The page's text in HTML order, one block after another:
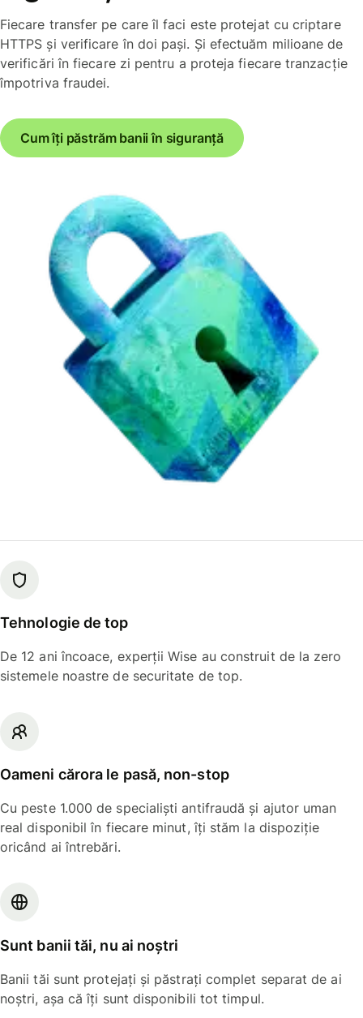
Fiecare transfer pe care îl faci este protejat cu criptare
HTTPS și verificare în doi pași. Și efectuăm milioane de
verificări în fiecare zi pentru a proteja fiecare tranzacție
împotriva fraudei.
Cum îți păstrăm banii în siguranță
Tehnologie de top
De 12 ani încoace, experții Wise au construit de la zero
sistemele noastre de securitate de top.
Oameni cărora le pasă, non-stop
Cu peste 1.000 de specialiști antifraudă și ajutor uman
real disponibil în fiecare minut, îți stăm la dispoziție
oricând ai întrebări.
Sunt banii tăi, nu ai noștri
Banii tăi sunt protejați și păstrați complet separat de ai
noștri, așa că îți sunt disponibili tot timpul.